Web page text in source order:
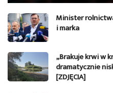
Minister
i marka
„Brakuje krwi w
dramatycznie
[ZDJĘCIA]